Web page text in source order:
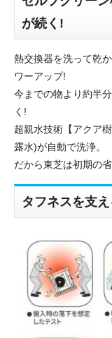
が続く!
熱交換器を洗って乾
ワーアップ!
今までの物より約半
く!
超親水技術【アクア
露水)が自動で洗浄。
だから東芝は初期の
タフネスを支